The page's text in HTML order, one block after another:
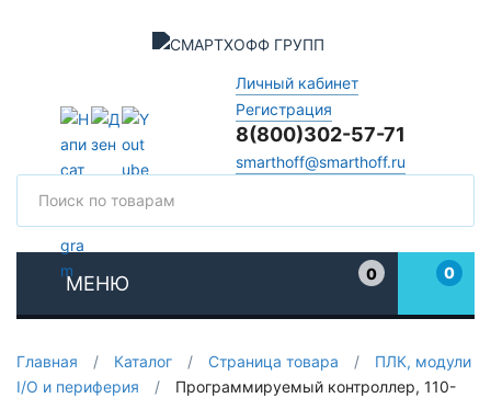
Личный кабинет
Регистрация
8(800)302-57-71
smarthoff@smarthoff.ru
МЕНЮ
0
0
Главная / Каталог / Страница товара /
ПЛК, модули
I/O и периферия
/
Программируемый контроллер, 110-